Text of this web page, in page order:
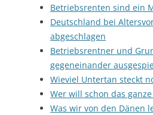
Betriebsrenten sind ein
Deutschland bei
abgeschlagen
Betriebsrentner und
gegeneinander
Wieviel Untertan steckt
Wer will schon das ganze
Was wir von den Dänen